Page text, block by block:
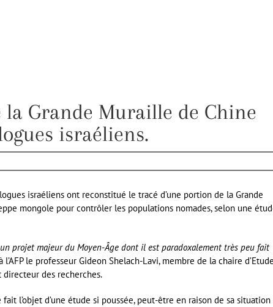
Grande Muraille de Chine
israéliens.
israéliens ont reconstitué le tracé d’une portion de la Grande
mongole pour contrôler les populations nomades, selon une
projet majeur du Moyen-Âge dont il est paradoxalement très peu fait
l’AFP le professeur Gideon Shelach-Lavi, membre de la chaire
directeur des recherches.
l’objet d’une étude si poussée, peut-être en raison de sa situation